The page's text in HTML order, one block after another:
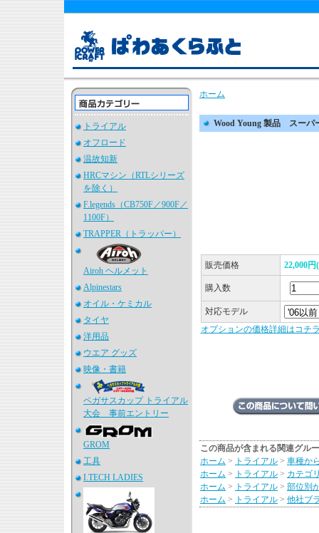
トライアル
オフロード
温故知新
HRCマシン（RTLシリーズ
を除く）
F.legends（CB750F／900F／
1100F）
TRAPPER（トラッパー）
Airoh ヘルメット
Alpinestars
オイル・ケミカル
タイヤ
洋用品
ウエア グッズ
映像・書籍
ペガサスカップ トライアル
大会 事前エントリー
GROM
工具
I.TECH LADIES
ホーム
Wood Young 製品 スーパ
販売価格 22,000円
購入数
対応モデル
オプションの価格詳細はコチ
この商品が含まれる関連グル
ホーム > トライアル > 車種か
ホーム > トライアル > カテゴ
ホーム > トライアル > 部位別
ホーム > トライアル > 他社ブ